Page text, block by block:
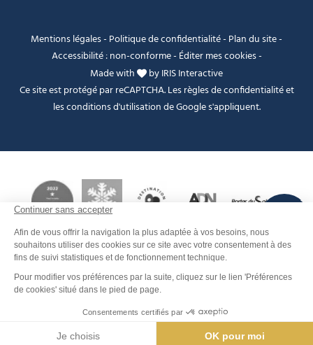
Météo Carte interactive
Mentions légales- Politique de confidentialité- Plan du site-
Accessibilité : non-conforme- Éditer mes cookies-
Made with
byIRIS Interactive
Ce site est protégé par reCAPTCHA. Lesrègles de confidentialitéet
lesconditions d'utilisationde Google s'appliquent.
FANFOUÉ
Je peux t'aider ?